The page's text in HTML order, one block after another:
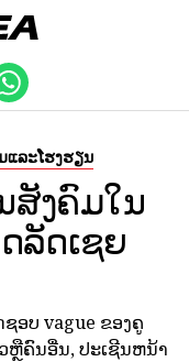
ລະໂຮງຮຽນ
ສັງຄົມໃນ
ລັດເຊຍ
ອບ vague ຂອງຄູ
ຫຼືຄົນອື່ນ, ປະເຊີນຫນ້າ